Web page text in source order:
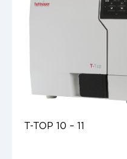
T-TOP 10 – 11